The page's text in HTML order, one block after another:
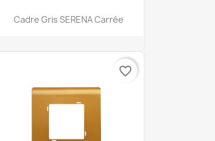
Aperçu rapide
Cadre Gris SERENA Carrée
favorite_border